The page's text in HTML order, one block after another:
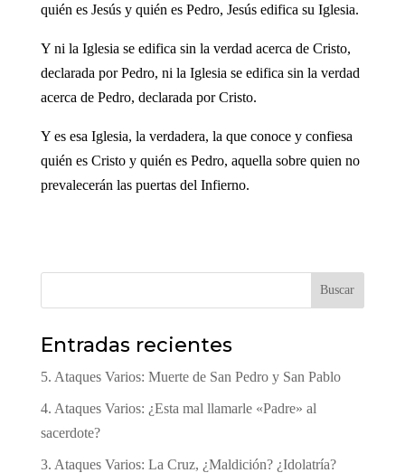
quién es Jesús y quién es Pedro, Jesús edifica su Iglesia.
Y ni la Iglesia se edifica sin la verdad acerca de Cristo,
declarada por Pedro, ni la Iglesia se edifica sin la verdad
acerca de Pedro, declarada por Cristo.
Y es esa Iglesia, la verdadera, la que conoce y confiesa
quién es Cristo y quién es Pedro, aquella sobre quien no
prevalecerán las puertas del Infierno.
Buscar
Entradas recientes
5. Ataques Varios: Muerte de San Pedro y San Pablo
4. Ataques Varios: ¿Esta mal llamarle «Padre» al
sacerdote?
3. Ataques Varios: La Cruz, ¿Maldición? ¿Idolatría?